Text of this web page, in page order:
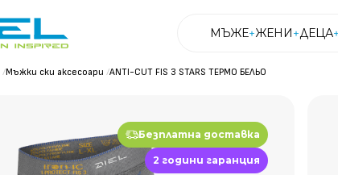
МЪЖЕ ЖЕНИ ДЕЦА
/Мъжки ски аксесоари /ANTI-CUT FIS 3 STARS ТЕРМО БЕЛЬО
Безплатна доставка
2 години гаранция